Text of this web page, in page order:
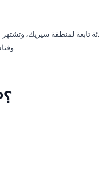
تابعة لمنطقة سيريك،
وفنادقها الفاخرة، تُفضَّل خاصة من قبل الضيوف الباحثين عن عطلة هادئة.
لماذا Buseta Travel للنقل VIP؟